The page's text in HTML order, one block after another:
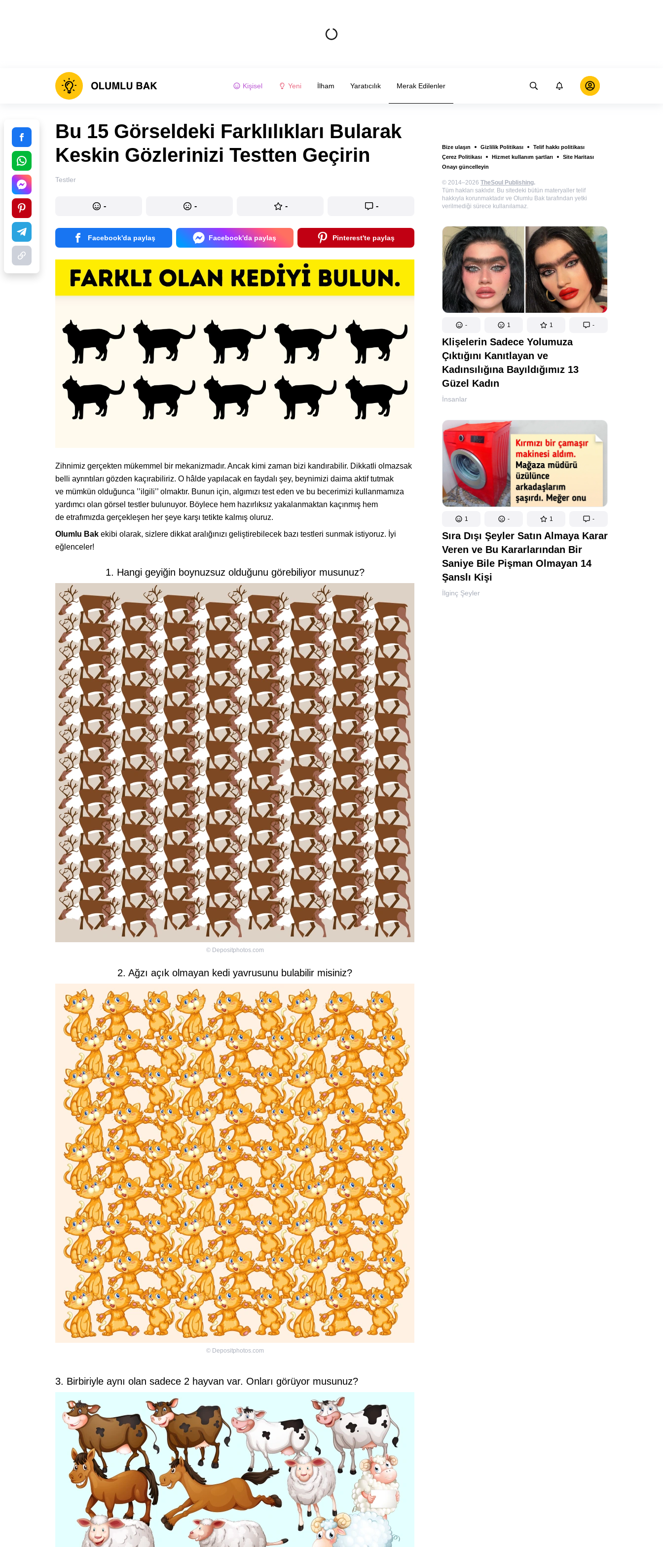
Kişisel Yeni İlham Yaratıcılık Merak Edilenler
Bize ulaşın Gizlilik Politikası
Telif hakkı politikası
Çerez Politikası
Hizmet kullanım şartları
Site Haritası
Onayı güncelleyin
© 2014–2026 TheSoul Publishing.
Tüm hakları saklıdır. Bu sitedeki bütün materyaller telif
hakkıyla korunmaktadır ve Olumlu Bak tarafından yetki
verilmediği sürece kullanılamaz.
- 1 1 -
Klişelerin Sadece Yolumuza
Çıktığını Kanıtlayan ve
Kadınsılığına Bayıldığımız 13
Güzel Kadın
İnsanlar
1 - 1 -
Sıra Dışı Şeyler Satın Almaya Karar
Veren ve Bu Kararlarından Bir
Saniye Bile Pişman Olmayan 14
Şanslı Kişi
İlginç Şeyler
Bu 15 Görseldeki Farklılıkları Bularak
Keskin Gözlerinizi Testten Geçirin
Testler
- - - -
Facebook'da paylaş Facebook'da paylaş Pinterest'te paylaş
Zihnimiz gerçekten mükemmel bir mekanizmadır. Ancak kimi zaman bizi kandırabilir. Dikkatli olmazsak
belli ayrıntıları gözden kaçırabiliriz. O hâlde yapılacak en faydalı şey, beynimizi daima aktif tutmak
ve mümkün olduğunca ’’ilgili’’ olmaktır. Bunun için, algımızı test eden ve bu becerimizi kullanmamıza
yardımcı olan görsel testler bulunuyor. Böylece hem hazırlıksız yakalanmaktan kaçınmış hem
de etrafımızda gerçekleşen her şeye karşı tetikte kalmış oluruz.
Olumlu Bak ekibi olarak, sizlere dikkat aralığınızı geliştirebilecek bazı testleri sunmak istiyoruz. İyi
eğlenceler!
1. Hangi geyiğin boynuzsuz olduğunu görebiliyor musunuz?
© Depositphotos.com
2. Ağzı açık olmayan kedi yavrusunu bulabilir misiniz?
© Depositphotos.com
3. Birbiriyle aynı olan sadece 2 hayvan var. Onları görüyor musunuz?